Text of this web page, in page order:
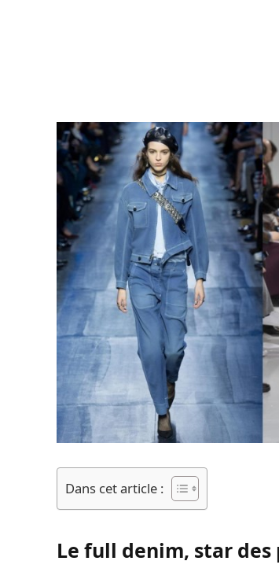
Dans cet article :
Le full denim, star des